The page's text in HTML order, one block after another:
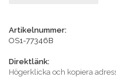
Artikelnummer:
OS1-77346B
Direktlänk:
Högerklicka och kopiera